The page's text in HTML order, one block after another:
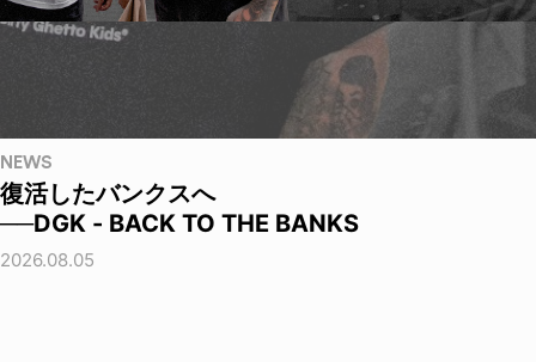
NEWS
復活したバンクスへ
──DGK - BACK TO THE BANKS
2026.08.05